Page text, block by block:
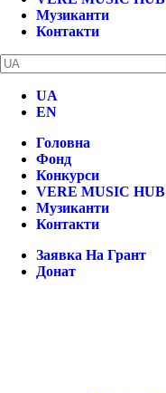
Музиканти
Контакти
UA
EN
Головна
Фонд
Конкурси
VERE MUSIC HUB
Музиканти
Контакти
Заявка На Грант
Донат